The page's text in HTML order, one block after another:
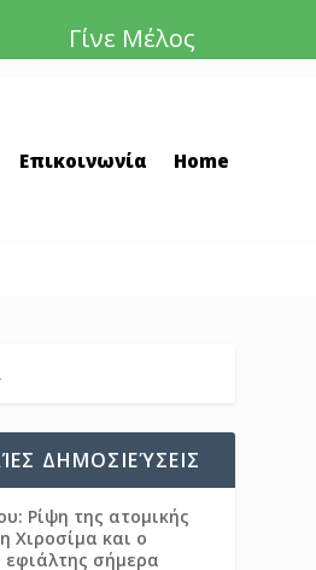
Γίνε Μέλος
Επικοινωνία Home
ΔΗΜΟΣΙΕΎΣΕΙΣ
Ρίψη της ατομικής
Χιροσίμα και ο
εφιάλτης σήμερα